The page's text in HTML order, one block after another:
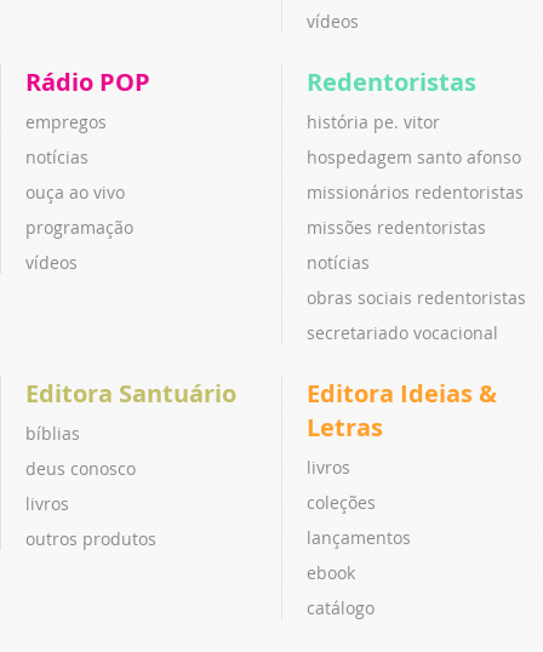
vídeos
Rádio POP
empregos
notícias
ouça ao vivo
programação
vídeos
Redentoristas
história pe. vitor
hospedagem santo afonso
missionários redentoristas
missões redentoristas
notícias
obras sociais redentoristas
secretariado vocacional
Editora Santuário
bíblias
deus conosco
livros
outros produtos
Editora Ideias &
Letras
livros
coleções
lançamentos
ebook
catálogo